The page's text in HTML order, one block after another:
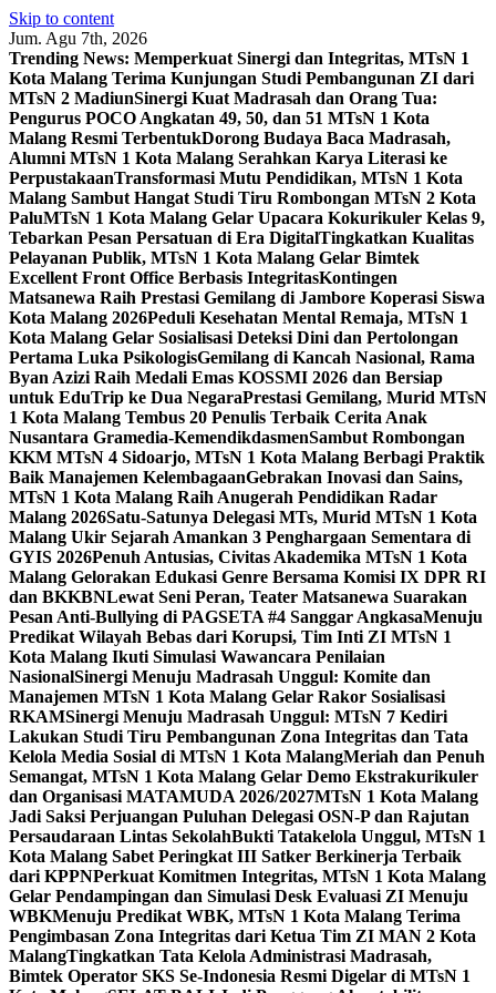
Skip to content
Jum. Agu 7th, 2026
Trending News: Memperkuat Sinergi dan Integritas, MTsN 1
Kota Malang Terima Kunjungan Studi Pembangunan ZI dari
MTsN 2 MadiunSinergi Kuat Madrasah dan Orang Tua:
Pengurus POCO Angkatan 49, 50, dan 51 MTsN 1 Kota
Malang Resmi TerbentukDorong Budaya Baca Madrasah,
Alumni MTsN 1 Kota Malang Serahkan Karya Literasi ke
PerpustakaanTransformasi Mutu Pendidikan, MTsN 1 Kota
Malang Sambut Hangat Studi Tiru Rombongan MTsN 2 Kota
PaluMTsN 1 Kota Malang Gelar Upacara Kokurikuler Kelas 9,
Tebarkan Pesan Persatuan di Era DigitalTingkatkan Kualitas
Pelayanan Publik, MTsN 1 Kota Malang Gelar Bimtek
Excellent Front Office Berbasis IntegritasKontingen
Matsanewa Raih Prestasi Gemilang di Jambore Koperasi Siswa
Kota Malang 2026Peduli Kesehatan Mental Remaja, MTsN 1
Kota Malang Gelar Sosialisasi Deteksi Dini dan Pertolongan
Pertama Luka PsikologisGemilang di Kancah Nasional, Rama
Byan Azizi Raih Medali Emas KOSSMI 2026 dan Bersiap
untuk EduTrip ke Dua NegaraPrestasi Gemilang, Murid MTsN
1 Kota Malang Tembus 20 Penulis Terbaik Cerita Anak
Nusantara Gramedia-KemendikdasmenSambut Rombongan
KKM MTsN 4 Sidoarjo, MTsN 1 Kota Malang Berbagi Praktik
Baik Manajemen KelembagaanGebrakan Inovasi dan Sains,
MTsN 1 Kota Malang Raih Anugerah Pendidikan Radar
Malang 2026Satu-Satunya Delegasi MTs, Murid MTsN 1 Kota
Malang Ukir Sejarah Amankan 3 Penghargaan Sementara di
GYIS 2026Penuh Antusias, Civitas Akademika MTsN 1 Kota
Malang Gelorakan Edukasi Genre Bersama Komisi IX DPR RI
dan BKKBNLewat Seni Peran, Teater Matsanewa Suarakan
Pesan Anti-Bullying di PAGSETA #4 Sanggar AngkasaMenuju
Predikat Wilayah Bebas dari Korupsi, Tim Inti ZI MTsN 1
Kota Malang Ikuti Simulasi Wawancara Penilaian
NasionalSinergi Menuju Madrasah Unggul: Komite dan
Manajemen MTsN 1 Kota Malang Gelar Rakor Sosialisasi
RKAMSinergi Menuju Madrasah Unggul: MTsN 7 Kediri
Lakukan Studi Tiru Pembangunan Zona Integritas dan Tata
Kelola Media Sosial di MTsN 1 Kota MalangMeriah dan Penuh
Semangat, MTsN 1 Kota Malang Gelar Demo Ekstrakurikuler
dan Organisasi MATAMUDA 2026/2027MTsN 1 Kota Malang
Jadi Saksi Perjuangan Puluhan Delegasi OSN-P dan Rajutan
Persaudaraan Lintas SekolahBukti Tatakelola Unggul, MTsN 1
Kota Malang Sabet Peringkat III Satker Berkinerja Terbaik
dari KPPNPerkuat Komitmen Integritas, MTsN 1 Kota Malang
Gelar Pendampingan dan Simulasi Desk Evaluasi ZI Menuju
WBKMenuju Predikat WBK, MTsN 1 Kota Malang Terima
Pengimbasan Zona Integritas dari Ketua Tim ZI MAN 2 Kota
MalangTingkatkan Tata Kelola Administrasi Madrasah,
Bimtek Operator SKS Se-Indonesia Resmi Digelar di MTsN 1